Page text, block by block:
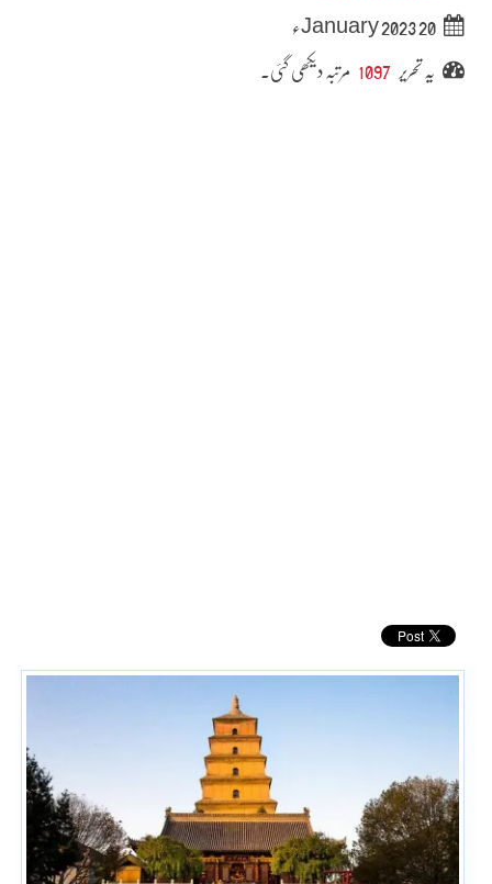
20 January 2023ء
یہ تحریر 1097 مرتبہ دیکھی گئی۔